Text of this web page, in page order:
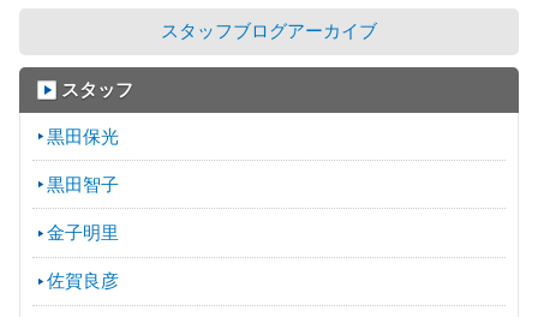
スタッフブログアーカイブ
スタッフ
黒田保光
黒田智子
金子明里
佐賀良彦